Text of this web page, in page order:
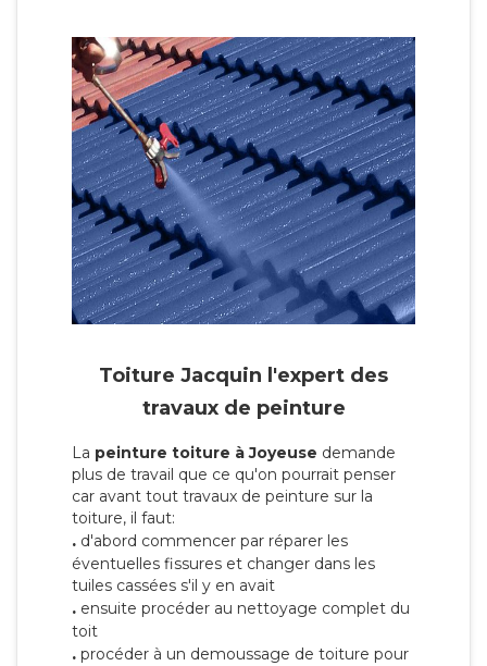
Toiture Jacquin l'expert des
travaux de peinture
La peinture toiture à Joyeuse demande
plus de travail que ce qu'on pourrait penser
car avant tout travaux de peinture sur la
toiture, il faut:
. d'abord commencer par réparer les
éventuelles fissures et changer dans les
tuiles cassées s'il y en avait
. ensuite procéder au nettoyage complet du
toit
. procéder à un demoussage de toiture pour